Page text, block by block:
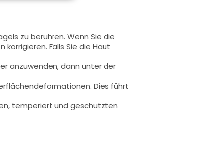
zu berühren. Wenn Sie die
Falls Sie die Haut
anzuwenden, dann unter der
Dies führt
temperiert und geschützten